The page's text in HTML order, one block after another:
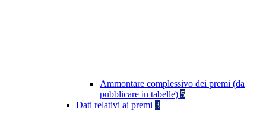
Ammontare complessivo dei premi (da
pubblicare in tabelle) 5
Dati relativi ai premi 3